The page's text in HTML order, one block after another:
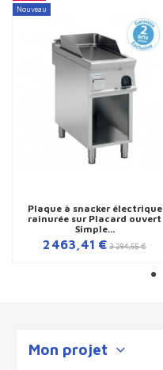
Nouveau
Plaque à snacker électrique
rainurée sur Placard ouvert
Simple...
2 463,41 € 3 284,55 €
Mon projet